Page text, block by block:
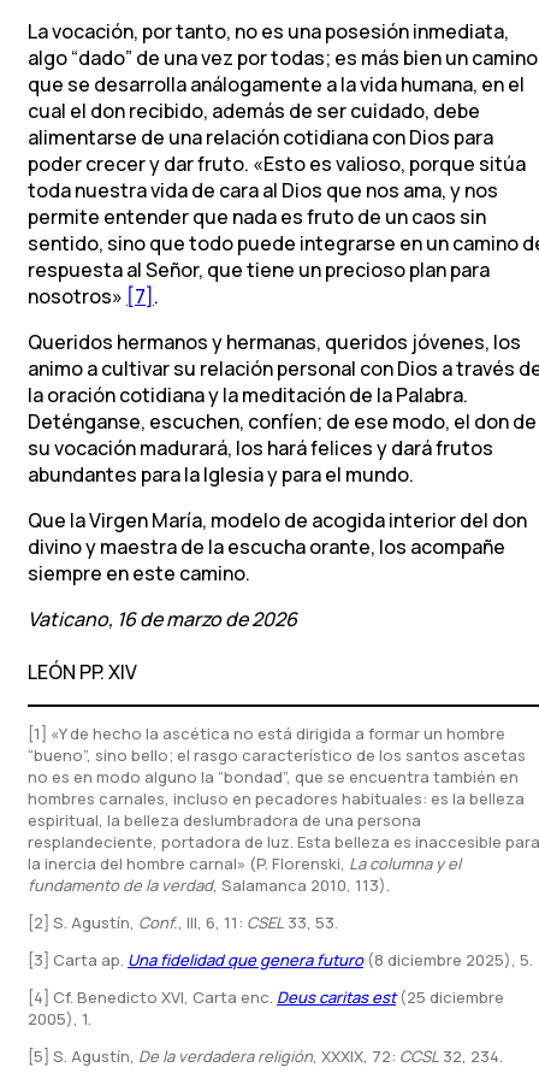
La vocación, por tanto, no es una posesión inmediata,
algo “dado” de una vez por todas; es más bien un camino
que se desarrolla análogamente a la vida humana, en el
cual el don recibido, además de ser cuidado, debe
alimentarse de una relación cotidiana con Dios para
poder crecer y dar fruto. «Esto es valioso, porque sitúa
toda nuestra vida de cara al Dios que nos ama, y nos
permite entender que nada es fruto de un caos sin
sentido, sino que todo puede integrarse en un camino
respuesta al Señor, que tiene un precioso plan para
nosotros» [7] .
Queridos hermanos y hermanas, queridos jóvenes, los
animo a cultivar su relación personal con Dios a través
la oración cotidiana y la meditación de la Palabra.
Deténganse, escuchen, confíen; de ese modo, el don de
su vocación madurará, los hará felices y dará frutos
abundantes para la Iglesia y para el mundo.
Que la Virgen María, modelo de acogida interior del don
divino y maestra de la escucha orante, los acompañe
siempre en este camino.
Vaticano, 16 de marzo de 2026
LEÓN PP. XIV
[1] «Y de hecho la ascética no está dirigida a formar un hombre
“bueno”, sino bello; el rasgo característico de los santos ascetas
no es en modo alguno la “bondad”, que se encuentra también en
hombres carnales, incluso en pecadores habituales: es la belleza
espiritual, la belleza deslumbradora de una persona
resplandeciente, portadora de luz. Esta belleza es inaccesible para
la inercia del hombre carnal» (P. Florenski, La columna y el
fundamento de la verdad, Salamanca 2010, 113).
[2] S. Agustín, Conf., III, 6, 11: CSEL 33, 53.
[3] Carta ap. Una fidelidad que genera futuro(8 diciembre 2025), 5.
[4] Cf. Benedicto XVI, Carta enc. Deus caritas est(25 diciembre
2005), 1.
[5] S. Agustín, De la verdadera religión, XXXIX, 72: CCSL 32, 234.